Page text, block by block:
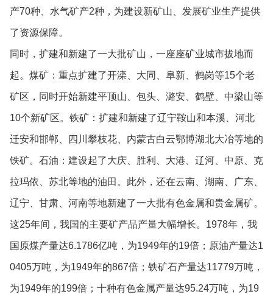
产70种、水气矿产2种，为建设新矿山、发展矿业生产提供
了资源保障。
同时，扩建和新建了一大批矿山，一座座矿业城市拔地而
起。煤矿：重点扩建了开滦、大同、阜新、鹤岗等15个老
矿区，同时开始新建平顶山、包头、潞安、鹤壁、中梁山等
10个新矿区。铁矿：扩建和新建了辽宁鞍山和本溪、河北
迁安和邯郸、四川攀枝花、内蒙古白云鄂博湖北大冶等地的
铁矿。石油：建设起了大庆、胜利、大港、辽河、中原、克
拉玛依、苏北等地的油田。此外，还在云南、湖南、广东、
辽宁、甘肃、河南等地新建了一大批有色金属和贵金属矿。
这25年间，我国的主要矿产品产量大幅增长。1978年，我
国原煤产量达6.1786亿吨，为1949年的19倍；原油产量达1
0405万吨，为1949年的867倍；铁矿石产量达11779万吨，
为1949年的199倍；十种有色金属产量达95.24万吨，为19